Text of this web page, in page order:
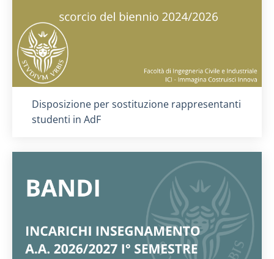
Titolo card:
Disposizione per sostituzione rappresentanti
studenti in AdF